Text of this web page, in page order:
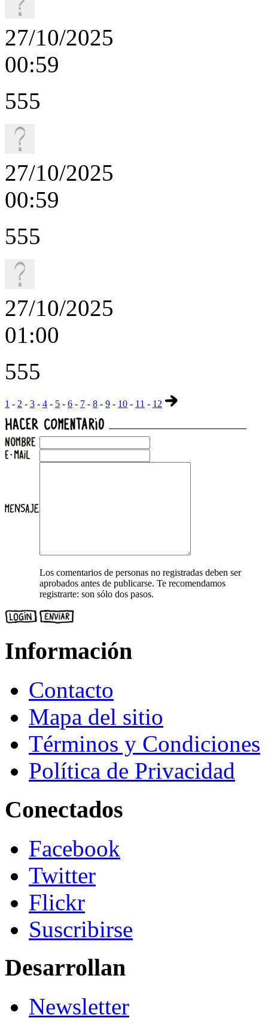
27/10/2025
00:59
555
27/10/2025
00:59
555
27/10/2025
01:00
555
1 - 2 - 3 - 4 - 5 - 6 - 7 - 8 - 9 - 10 - 11 - 12
Los comentarios de personas no registradas deben ser
aprobados antes de publicarse. Te recomendamos
registrarte: son sólo dos pasos.
Información
Contacto
Mapa del sitio
Términos y Condiciones
Política de Privacidad
Conectados
Facebook
Twitter
Flickr
Suscribirse
Desarrollan
Newsletter